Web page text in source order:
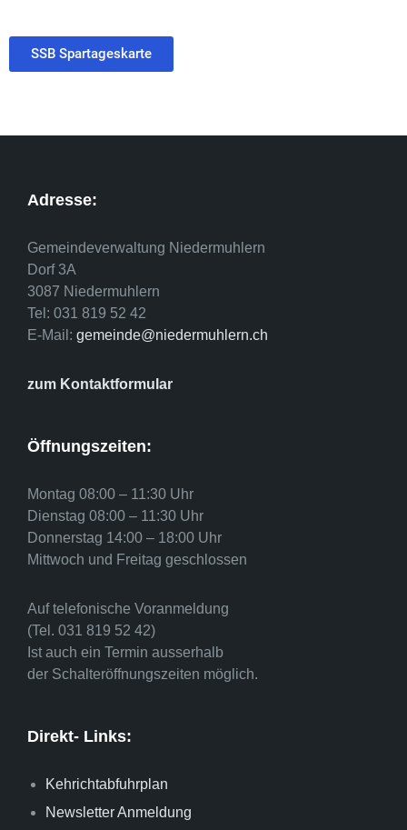
SSB Spartageskarte
Adresse:
Gemeindeverwaltung Niedermuhlern
Dorf 3A
3087 Niedermuhlern
Tel: 031 819 52 42
E-Mail: gemeinde@niedermuhlern.ch
zum Kontaktformular
Öffnungszeiten:
Montag 08:00 – 11:30 Uhr
Dienstag 08:00 – 11:30 Uhr
Donnerstag 14:00 – 18:00 Uhr
Mittwoch und Freitag geschlossen
Auf telefonische Voranmeldung
(Tel. 031 819 52 42)
Ist auch ein Termin ausserhalb
der Schalteröffnungszeiten möglich.
Direkt- Links:
Kehrichtabfuhrplan
Newsletter Anmeldung